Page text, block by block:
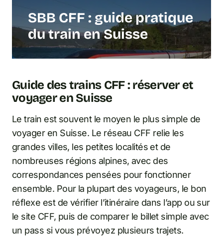
SBB CFF : guide pratique
du train en Suisse
Guide des trains CFF : réserver et
voyager en Suisse
Le train est souvent le moyen le plus simple de
voyager en Suisse. Le réseau CFF relie les
grandes villes, les petites localités et de
nombreuses régions alpines, avec des
correspondances pensées pour fonctionner
ensemble. Pour la plupart des voyageurs, le bon
réflexe est de vérifier l’itinéraire dans l’app ou sur
le site CFF, puis de comparer le billet simple avec
un pass si vous prévoyez plusieurs trajets.